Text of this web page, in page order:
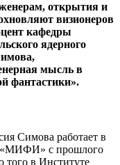
открытия и
визионеров
кафедры
ядерного
мысль в
фантастики».
Симова работает в
с прошлого
того в Институте